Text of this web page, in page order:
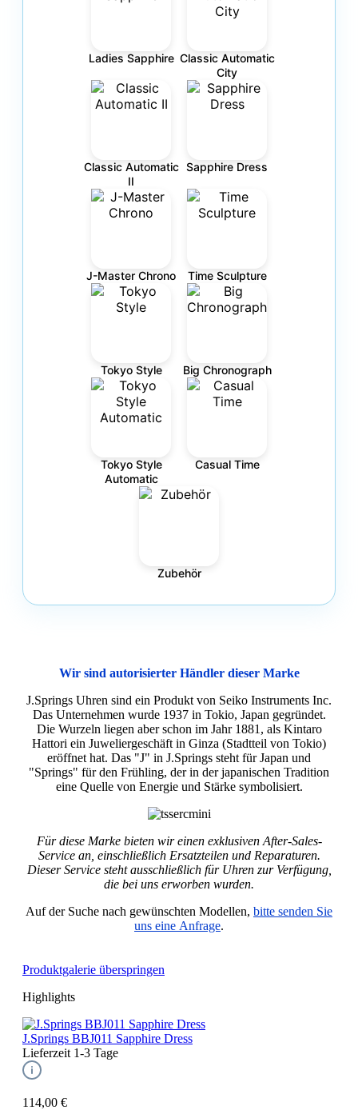
Ladies Sapphire Classic Automatic
City
Classic Automatic
II
Sapphire Dress
J-Master Chrono Time Sculpture
Tokyo Style Big Chronograph
Tokyo Style
Automatic
Casual Time
Zubehör
Wir sind autorisierter Händler dieser Marke
J.Springs Uhren sind ein Produkt von Seiko Instruments Inc.
Das Unternehmen wurde 1937 in Tokio, Japan gegründet.
Die Wurzeln liegen aber schon im Jahr 1881, als Kintaro
Hattori ein Juweliergeschäft in Ginza (Stadtteil von Tokio)
eröffnet hat. Das "J" in J.Springs steht für Japan und
"Springs" für den Frühling, der in der japanischen Tradition
eine Quelle von Energie und Stärke symbolisiert.
Für diese Marke bieten wir einen exklusiven After-Sales-
Service an, einschließlich Ersatzteilen und Reparaturen.
Dieser Service steht ausschließlich für Uhren zur Verfügung,
die bei uns erworben wurden.
Auf der Suche nach gewünschten Modellen, bitte senden Sie
uns eine Anfrage.
Produktgalerie überspringen
Highlights
J.Springs BBJ011 Sapphire Dress
Lieferzeit 1-3 Tage
114,00 €